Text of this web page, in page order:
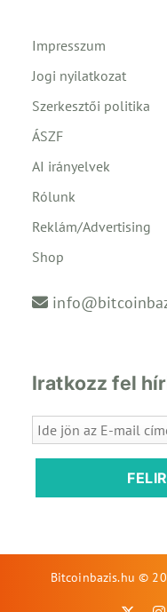
Impresszum
Jogi nyilatkozat
Szerkesztői politika
ÁSZF
AI irányelvek
Rólunk
Reklám/Advertising
Shop
Iratkozz fel
Bitcoinbazis.hu ©